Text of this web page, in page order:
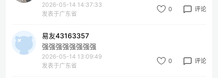
2026-05-14 14:37:33
发表于广东省
0 评论
易友43163357
强强强强强强强强
2026-05-14 13:09:49
发表于广东省
0 评论